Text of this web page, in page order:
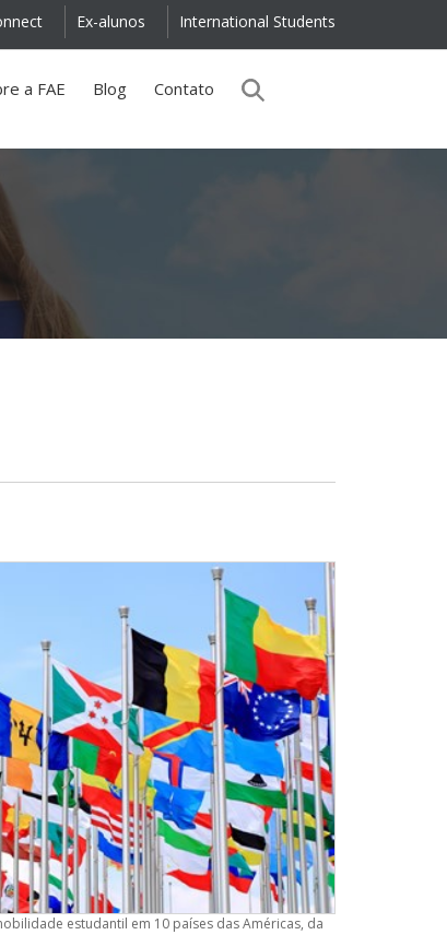
International Students
Ex-alunos
a FAE Blog Contato
estudantil em 10 países das Américas, da